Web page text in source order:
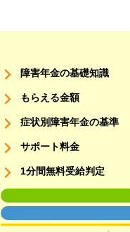
障害年金の基礎知識
もらえる金額
症状別障害年金の基準
サポート料金
1分間無料受給判定
面談用フォーム1
面談用フォーム2